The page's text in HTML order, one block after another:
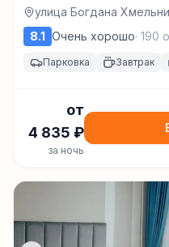
улица Богдана
8.1 Очень хорошо· 190
Парковка Завтрак
от
4 835 ₽
за ночь